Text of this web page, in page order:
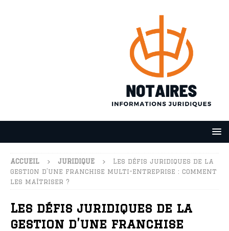
ACCUEIL JURIDIQUE
Les défis juridiques de la
gestion d’une franchise multi-entreprise : comment
les maîtriser ?
Les défis juridiques de la
gestion d’une franchise